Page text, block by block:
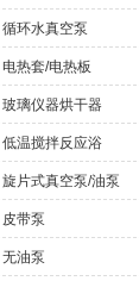
循环水真空泵
电热套/电热板
玻璃仪器烘干器
低温搅拌反应浴
旋片式真空泵/油泵
皮带泵
无油泵